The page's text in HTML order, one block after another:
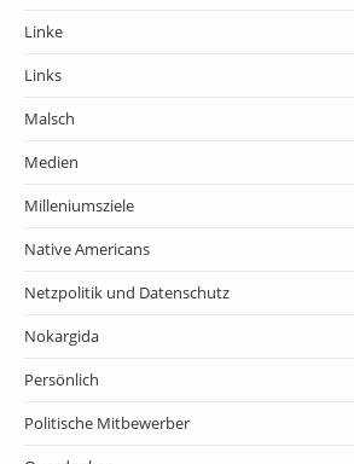
Linke
Links
Malsch
Medien
Milleniumsziele
Native Americans
Netzpolitik und Datenschutz
Nokargida
Persönlich
Politische Mitbewerber